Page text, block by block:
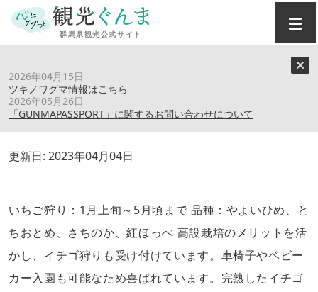
2026年04月15日
ツキノワグマ情報はこちら
2026年05月26日
「GUNMAPASSPORT」に関するお問い合わせについて
伊藤園芸 いちごハウス
更新日: 2023年04月04日
いちご狩り：1月上旬～5月頃まで 品種：やよいひめ、と
ちおとめ、さちのか、紅ほっぺ 高設栽培のメリットを活
かし、イチゴ狩りも受け付けています。車椅子やベビー
カー入園も可能なため喜ばれています。完熟したイチゴ